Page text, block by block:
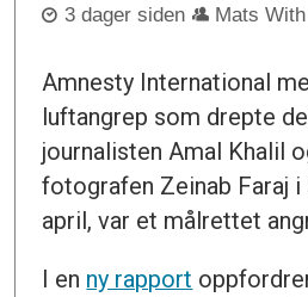
3 dager siden Mats
Amnesty International
luftangrep som drepte
journalisten Amal Khalil
fotografen Zeinab Faraj i
april, var et målrettet
I en ny rapport